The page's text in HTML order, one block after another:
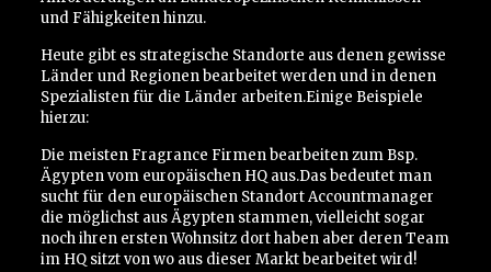
und Fähigkeiten hinzu.
Heute gibt es strategische Standorte aus denen gewisse
Länder und Regionen bearbeitet werden und in denen
Spezialisten für die Länder arbeiten.Einige Beispiele
hierzu:
Die meisten Fragrance Firmen bearbeiten zum Bsp.
Ägypten vom europäischen HQ aus.Das bedeutet man
sucht für den europäischen Standort Accountmanager
die möglichst aus Ägypten stammen, vielleicht sogar
noch ihren ersten Wohnsitz dort haben aber deren Team
im HQ sitzt von wo aus dieser Markt bearbeitet wird!